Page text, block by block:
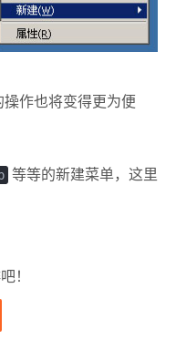
操作也将变得更为便
等等的新建菜单，这里
！